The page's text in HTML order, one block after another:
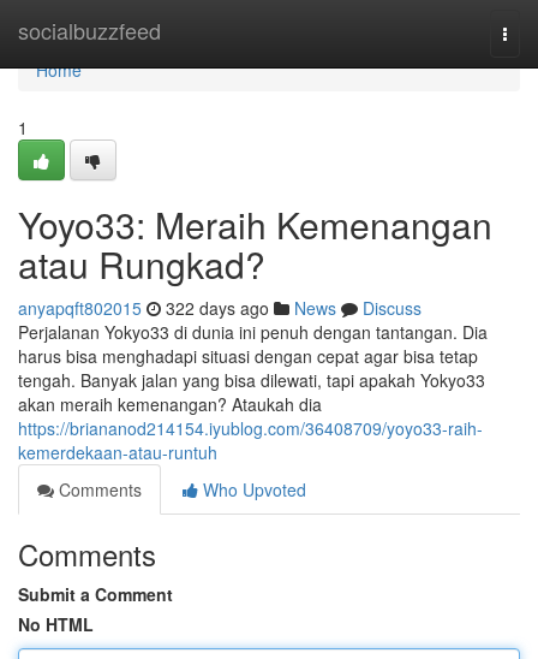
socialbuzzfeed
Home
Home
1
Yoyo33: Meraih Kemenangan
atau Rungkad?
anyapqft802015 322 days ago News
Discuss
Perjalanan Yokyo33 di dunia ini penuh dengan tantangan. Dia
harus bisa menghadapi situasi dengan cepat agar bisa tetap
tengah. Banyak jalan yang bisa dilewati, tapi apakah Yokyo33
akan meraih kemenangan? Ataukah dia
https://briananod214154.iyublog.com/36408709/yoyo33-raih-
kemerdekaan-atau-runtuh
Comments
Who Upvoted
Comments
Submit a Comment
No HTML